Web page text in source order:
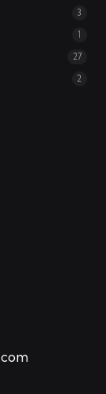
3
1
27
2